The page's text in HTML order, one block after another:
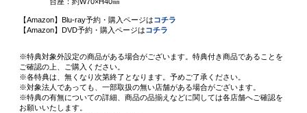
【Amazon】Blu-ray予約・購入ページはコチラ
【Amazon】DVD予約・購入ページはコチラ
※特典対象外設定の商品がある場合がございます。特典付き商品であることを
ご確認の上、ご購入ください。
※各特典は、無くなり次第終了となります。予めご了承ください。
※対象法人であっても、一部取扱の無い店舗がある場合がございます。
※特典の有無についての詳細、商品の品揃えなどに関しては各店舗へご確認を
お願いいたします。